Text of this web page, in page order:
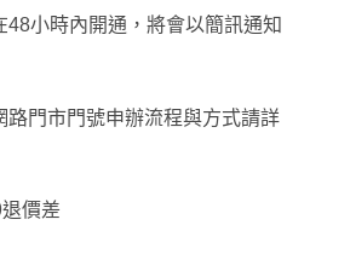
48小時內開通，將會以簡訊通知
路門市門號申辦流程與方式請詳